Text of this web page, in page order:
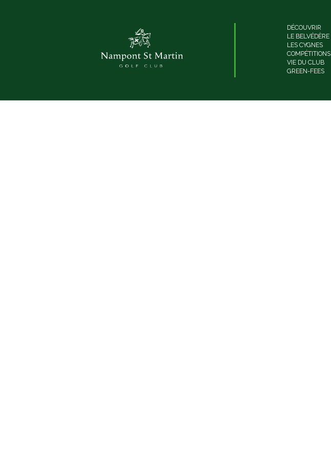
DÉCOUVRIR
LE BELVÉDÈRE
LES CYGNES
COMPÉTITIONS
VIE DU CLUB
GREEN-FEES